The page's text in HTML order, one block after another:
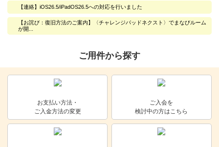
よくある質問・お問い合わせ
進研ゼミ 小学講座
【連絡】iOS26.5/iPadOS26.5への対応を行いました
【お詫び：復旧方法のご案内】〈チャレンジパッドネクスト〉でまなびルーム
が開...
ご用件から探す
お支払い方法・
ご入金方法の変更
ご入会を
検討中の方はこちら